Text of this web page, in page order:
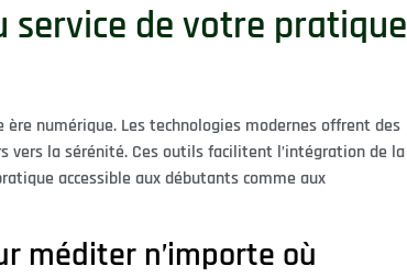
service de votre pratique
numérique. Les technologies modernes offrent des
vers la sérénité. Ces outils facilitent l’intégration de la
accessible aux débutants comme aux
méditer n’importe où